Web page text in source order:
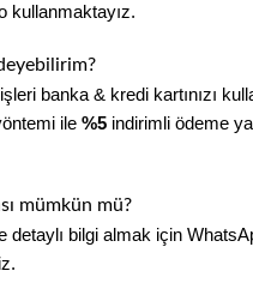
kullanmaktayız.
banka & kredi kartınızı
ile %5 indirimli ödeme
mümkün mü?
detaylı bilgi almak için